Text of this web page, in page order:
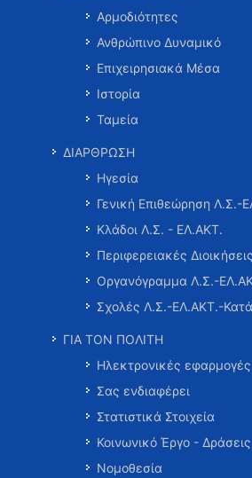
Αρμοδιότητες
Ανθρώπινο Δυναμικό
Επιχειρησιακά Μέσα
Ιστορία
Ταμεία
ΔΙΑΡΘΡΩΣΗ
Ηγεσία
Γενική Επιθεώρηση Λ.Σ.-
Κλάδοι Λ.Σ. - ΕΛ.ΑΚΤ.
Περιφερειακές
Οργανόγραμμα Λ.Σ.-
Σχολές Λ.Σ.-ΕΛ.ΑΚΤ.-
ΓΙΑ ΤΟΝ ΠΟΛΙΤΗ
Ηλεκτρονικές εφαρμογές
Σας ενδιαφέρει
Στατιστικά Στοιχεία
Κοινωνικό Έργο - Δράσεις
Νομοθεσία